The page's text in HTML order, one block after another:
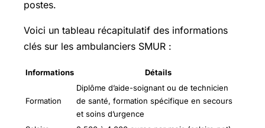
postes.
Voici un tableau récapitulatif des informations
clés sur les ambulanciers SMUR :
Informations Détails
Formation
Diplôme d’aide-soignant ou de technicien
de santé, formation spécifique en secours
et soins d’urgence